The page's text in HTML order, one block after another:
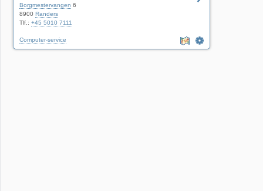
Borgmestervangen 6
8900 Randers
Tlf.: +45 5010 7111
Computer-service